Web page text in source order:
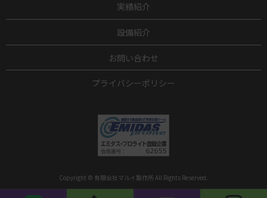
実績紹介
設備紹介
お問い合わせ
プライバシーポリシー
Copyright © 有限会社マルイ製作所 All Rights Reserved.